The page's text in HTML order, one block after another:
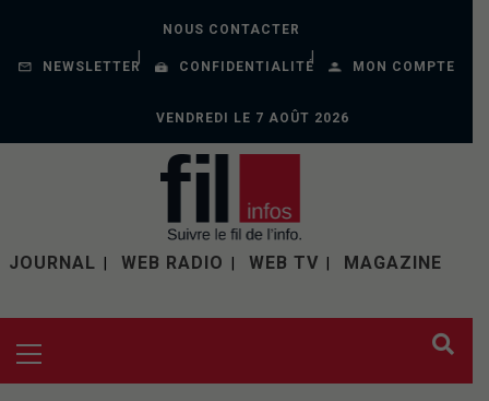
NOUS CONTACTER
NEWSLETTER CONFIDENTIALITÉ MON COMPTE
VENDREDI LE 7 AOÛT 2026
JOURNAL WEB RADIO WEB TV MAGAZINE